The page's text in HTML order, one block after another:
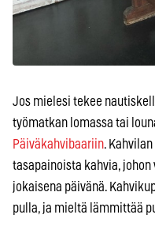
Jos mielesi tekee
työmatkan lomassa tai
Päiväkahvibaariin.
tasapainoista kahvia,
jokaisena päivänä.
pulla, ja mieltä lämmittää